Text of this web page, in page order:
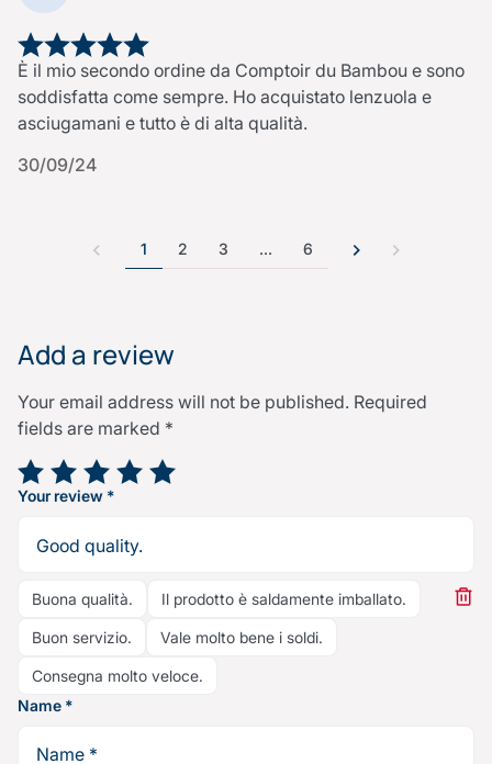
È il mio secondo ordine da Comptoir du Bambou e sono
soddisfatta come sempre. Ho acquistato lenzuola e
asciugamani e tutto è di alta qualità.
30/09/24
1 2 3 … 6
Add a review
Your email address will not be published. Required
fields are marked *
Your rating*
Your review *
Buona qualità. Il prodotto è saldamente imballato.
Buon servizio. Vale molto bene i soldi.
Consegna molto veloce.
Name *